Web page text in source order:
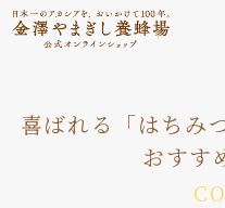
喜ばれる「はちみ
おすす